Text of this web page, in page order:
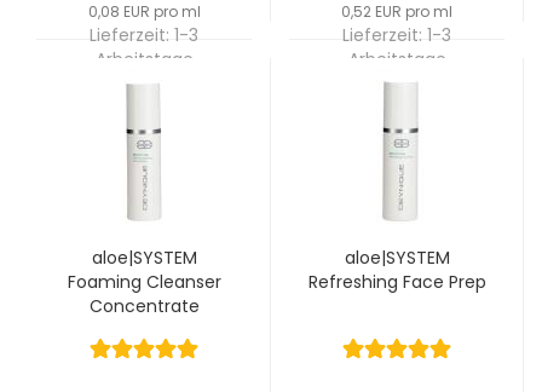
0,08 EUR pro ml
Lieferzeit: 1-3
Arbeitstage
0,52 EUR pro ml
Lieferzeit: 1-3
Arbeitstage
aloe|SYSTEM
Foaming Cleanser
Concentrate
aloe|SYSTEM
Refreshing Face Prep